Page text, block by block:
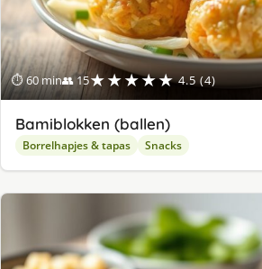
⏱ 60 min👥 15★★★★★ 4.5 (4)
Bamiblokken (ballen)
Borrelhapjes & tapas Snacks